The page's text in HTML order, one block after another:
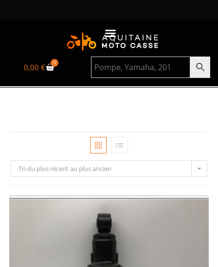
0,00€ 0
Tri du plus récent au plus ancien